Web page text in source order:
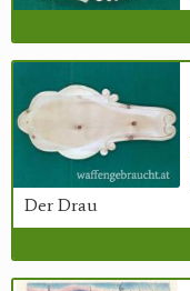
Der Drau